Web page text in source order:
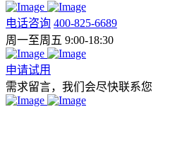
电话咨询 400-825-6689
周一至周五 9:00-18:30
申请试用
需求留言，我们会尽快联系您